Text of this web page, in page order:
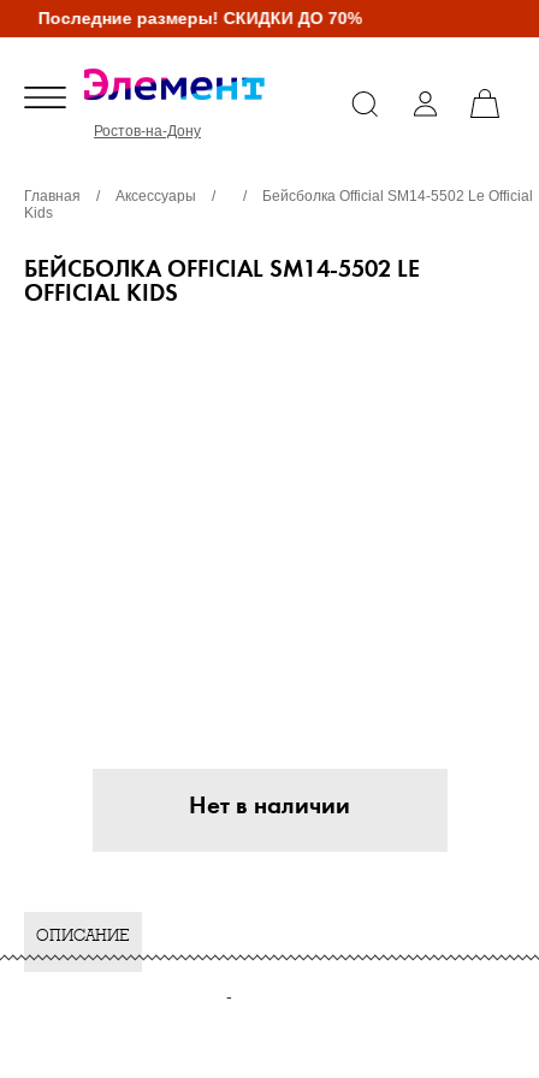
Последние размеры! СКИДКИ ДО 70%
Ростов-на-Дону
Главная / Аксессуары / /
Бейсболка Official SM14-5502 Le Official
Kids
БЕЙСБОЛКА OFFICIAL SM14-5502 LE
OFFICIAL KIDS
Нет в наличии
ОПИСАНИЕ
-